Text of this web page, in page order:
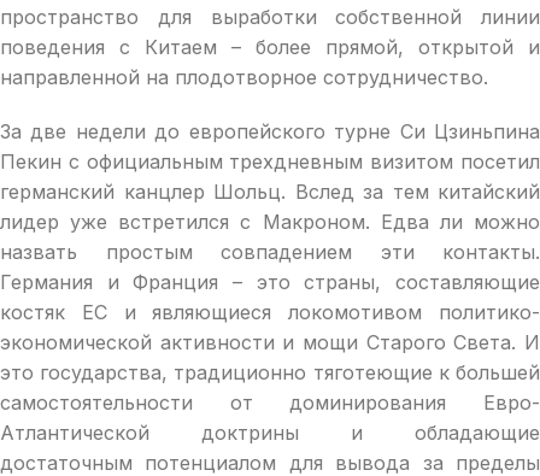
пространство для выработки собственной линии
поведения с Китаем – более прямой, открытой и
направленной на плодотворное сотрудничество.
За две недели до европейского турне Си Цзиньпина
Пекин с официальным трехдневным визитом посетил
германский канцлер Шольц. Вслед за тем китайский
лидер уже встретился с Макроном. Едва ли можно
назвать простым совпадением эти контакты.
Германия и Франция – это страны, составляющие
костяк ЕС и являющиеся локомотивом политико-
экономической активности и мощи Старого Света. И
это государства, традиционно тяготеющие к большей
самостоятельности от доминирования Евро-
Атлантической доктрины и обладающие
достаточным потенциалом для вывода за пределы